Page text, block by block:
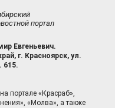
портал
Евгеньевич.
г. Красноярск, ул.
615.
портале «Красраб»,
«Молва», а также